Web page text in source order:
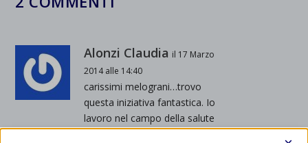
Alonzi Claudia il 17 Marzo
2014 alle 14:40
carissimi melograni…trovo
questa iniziativa fantastica. Io
lavoro nel campo della salute
mentale in particolare nel